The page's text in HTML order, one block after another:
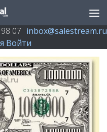
07 inbox@salestream.ru
Войти